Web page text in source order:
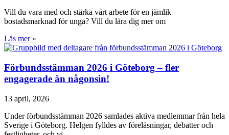
Vill du vara med och stärka vårt arbete för en jämlik
bostadsmarknad för unga? Vill du lära dig mer om
Läs mer »
Förbundsstämman 2026 i Göteborg – fler
engagerade än någonsin!
13 april, 2026
Under förbundsstämman 2026 samlades aktiva medlemmar från hela
Sverige i Göteborg. Helgen fylldes av föreläsningar, debatter och